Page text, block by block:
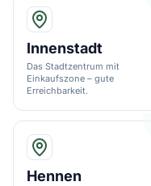
Innenstadt
Das Stadtzentrum mit
Einkaufszone – gute
Erreichbarkeit.
Hennen